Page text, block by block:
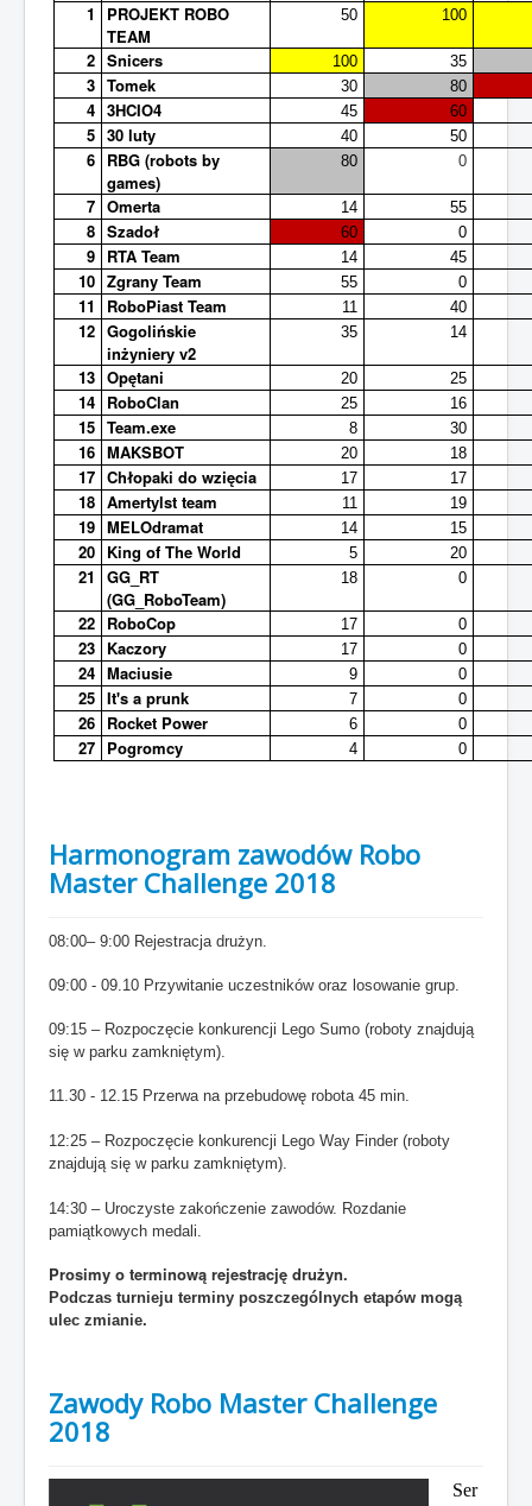
1
PROJEKT ROBO
TEAM
50 100
2 Snicers 100 35
3 Tomek 30 80
4 3HCIO4 45 60
5 30 luty 40 50
6 RBG (robots by
games)
80 0
7 Omerta 14 55
8 Szadoł 60 0
9 RTA Team 14 45
10 Zgrany Team 55 0
11 RoboPiast Team 11 40
12 Gogolińskie
inżyniery v2
35 14
13 Opętani 20 25
14 RoboClan 25 16
15 Team.exe 8 30
16 MAKSBOT 20 18
17 Chłopaki do wzięcia 17 17
18 Amertylst team 11 19
19 MELOdramat 14 15
20 King of The World 5 20
21
GG_RT
(GG_RoboTeam)
18 0
22 RoboCop 17 0
23 Kaczory 17 0
24 Maciusie 9 0
25 It's a prunk 7 0
26 Rocket Power 6 0
27 Pogromcy 4 0
Harmonogram zawodów Robo
Master Challenge 2018
08:00– 9:00 Rejestracja drużyn.
09:00 - 09.10 Przywitanie uczestników oraz losowanie grup.
09:15 – Rozpoczęcie konkurencji Lego Sumo (roboty znajdują
się w parku zamkniętym).
11.30 - 12.15 Przerwa na przebudowę robota 45 min.
12:25 – Rozpoczęcie konkurencji Lego Way Finder (roboty
znajdują się w parku zamkniętym).
14:30 – Uroczyste zakończenie zawodów. Rozdanie
pamiątkowych medali.
Prosimy o terminową rejestrację drużyn.
Podczas turnieju terminy poszczególnych etapów mogą
ulec zmianie.
Zawody Robo Master Challenge
2018
Ser